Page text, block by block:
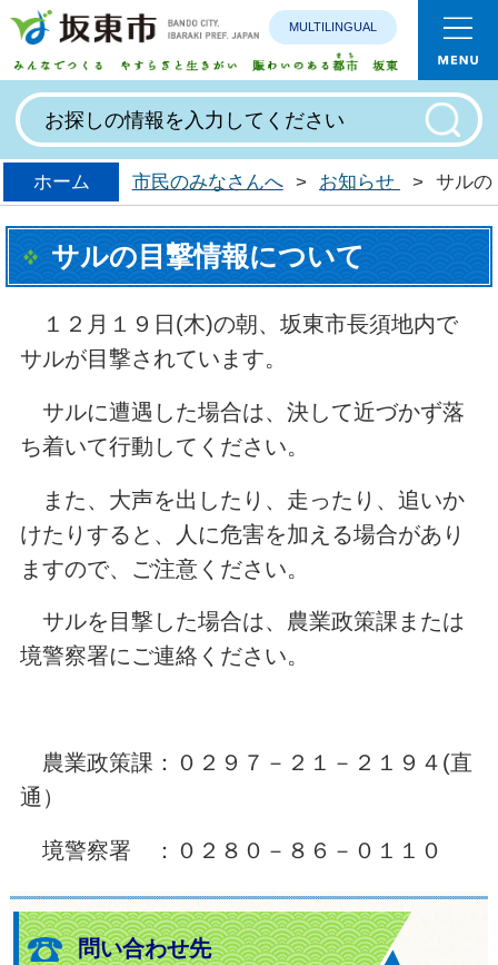
みんなで
MULTILINGUAL
ホーム 市民のみなさんへ > お知らせ > サルの
サルの目撃情報について
１２月１９日(木)の朝、坂東市長須地内で
サルが目撃されています。
サルに遭遇した場合は、決して近づかず落
ち着いて行動してください。
また、大声を出したり、走ったり、追いか
けたりすると、人に危害を加える場合があり
ますので、ご注意ください。
サルを目撃した場合は、農業政策課または
境警察署にご連絡ください。
農業政策課：０２９７－２１－２１９４(直
通）
境警察署 ：０２８０－８６－０１１０
問い合わせ先